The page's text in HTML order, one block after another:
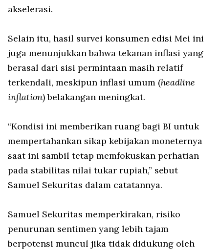
akselerasi.
Selain itu, hasil survei konsumen edisi Mei ini
juga menunjukkan bahwa tekanan inflasi yang
berasal dari sisi permintaan masih relatif
terkendali, meskipun inflasi umum (headline
inflation) belakangan meningkat.
“Kondisi ini memberikan ruang bagi BI untuk
mempertahankan sikap kebijakan moneternya
saat ini sambil tetap memfokuskan perhatian
pada stabilitas nilai tukar rupiah,” sebut
Samuel Sekuritas dalam catatannya.
Samuel Sekuritas memperkirakan, risiko
penurunan sentimen yang lebih tajam
berpotensi muncul jika tidak didukung oleh